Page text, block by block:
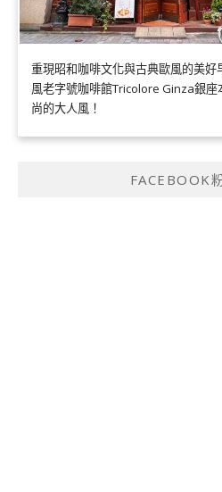
重現昭和咖啡文化與古典歐風的美
風老字號咖啡館Tricolore Ginza銀
尚的大人風！
FACEBOOK